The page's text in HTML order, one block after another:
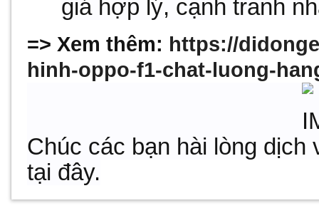
giá hợp lý, cạnh tranh
=> Xem thêm: https://
hinh-oppo-f1-chat-luong-
Chúc các bạn hài lòng dịch
tại đây.